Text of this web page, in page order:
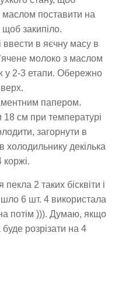
маслом поставити на
закипіло.
ввести в яєчну масу в
молоко з маслом
у 2-3 етапи. Обережно
папером.
18 см при температурі
загорнути в
холодильнику декілька
коржі.
2 таких бісквіти і
6 шт. 4 використала
потім ))). Думаю, якщо
буде розрізати на 4